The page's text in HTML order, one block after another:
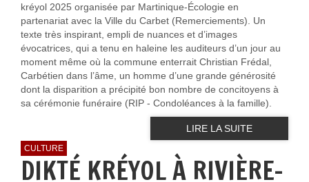
kréyol 2025 organisée par Martinique-Écologie en
partenariat avec la Ville du Carbet (Remerciements). Un
texte très inspirant, empli de nuances et d’images
évocatrices, qui a tenu en haleine les auditeurs d’un jour au
moment même où la commune enterrait Christian Frédal,
Carbétien dans l’âme, un homme d’une grande générosité
dont la disparition a précipité bon nombre de concitoyens à
sa cérémonie funéraire (RIP - Condoléances à la famille).
LIRE LA SUITE
CULTURE
DIKTÉ KRÉYOL À RIVIÈRE-